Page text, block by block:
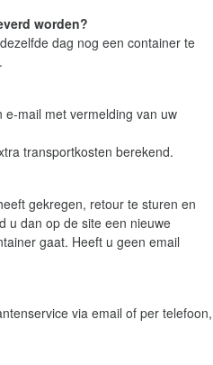
worden?
dag nog een container te
mail met vermelding van uw
transportkosten berekend.
gekregen, retour te sturen en
u dan op de site een nieuwe
gaat. Heeft u geen email
via email of per telefoon,